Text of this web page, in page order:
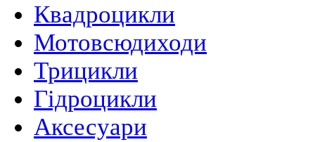
Квадроцикли
Мотовсюдиходи
Трицикли
Гідроцикли
Аксесуари